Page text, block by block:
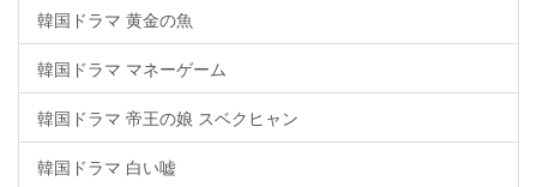
韓国ドラマ 黄金の魚
韓国ドラマ マネーゲーム
韓国ドラマ 帝王の娘 スベクヒャン
韓国ドラマ 白い嘘